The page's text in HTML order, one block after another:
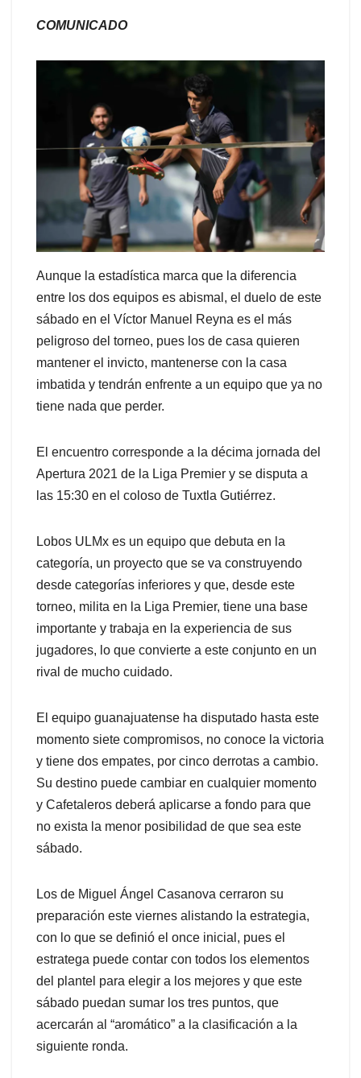
COMUNICADO
Aunque la estadística marca que la diferencia
entre los dos equipos es abismal, el duelo de este
sábado en el Víctor Manuel Reyna es el más
peligroso del torneo, pues los de casa quieren
mantener el invicto, mantenerse con la casa
imbatida y tendrán enfrente a un equipo que ya no
tiene nada que perder.
El encuentro corresponde a la décima jornada del
Apertura 2021 de la Liga Premier y se disputa a
las 15:30 en el coloso de Tuxtla Gutiérrez.
Lobos ULMx es un equipo que debuta en la
categoría, un proyecto que se va construyendo
desde categorías inferiores y que, desde este
torneo, milita en la Liga Premier, tiene una base
importante y trabaja en la experiencia de sus
jugadores, lo que convierte a este conjunto en un
rival de mucho cuidado.
El equipo guanajuatense ha disputado hasta este
momento siete compromisos, no conoce la victoria
y tiene dos empates, por cinco derrotas a cambio.
Su destino puede cambiar en cualquier momento
y Cafetaleros deberá aplicarse a fondo para que
no exista la menor posibilidad de que sea este
sábado.
Los de Miguel Ángel Casanova cerraron su
preparación este viernes alistando la estrategia,
con lo que se definió el once inicial, pues el
estratega puede contar con todos los elementos
del plantel para elegir a los mejores y que este
sábado puedan sumar los tres puntos, que
acercarán al “aromático” a la clasificación a la
siguiente ronda.